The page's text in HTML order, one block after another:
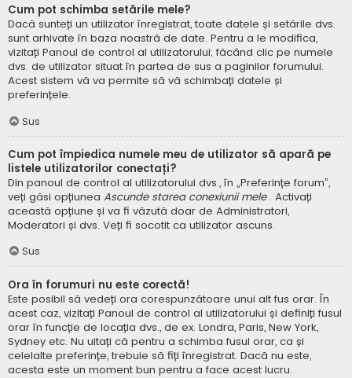
Cum pot schimba setările mele?
Dacă sunteți un utilizator înregistrat, toate datele și setările dvs.
sunt arhivate în baza noastră de date. Pentru a le modifica,
vizitați Panoul de control al utilizatorului; făcând clic pe numele
dvs. de utilizator situat în partea de sus a paginilor forumului.
Acest sistem vă va permite să vă schimbați datele și
preferințele.
Sus
Cum pot împiedica numele meu de utilizator să apară pe
listele utilizatorilor conectați?
Din panoul de control al utilizatorului dvs., în „Preferințe forum”,
veți găsi opțiunea Ascunde starea conexiunii mele . Activați
această opțiune și va fi văzută doar de Administratori,
Moderatori și dvs. Veți fi socotit ca utilizator ascuns.
Sus
Ora în forumuri nu este corectă!
Este posibil să vedeți ora corespunzătoare unui alt fus orar. În
acest caz, vizitați Panoul de control al utilizatorului și definiți fusul
orar în funcție de locația dvs., de ex. Londra, Paris, New York,
Sydney etc. Nu uitați că pentru a schimba fusul orar, ca și
celelalte preferințe, trebuie să fiți înregistrat. Dacă nu este,
acesta este un moment bun pentru a face acest lucru.